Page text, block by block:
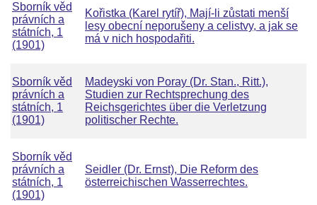
Sborník věd
právních a
státních, 1
(1901)
Kořistka (Karel rytíř), Mají-li zůstati menší
lesy obecní neporušeny a celistvy, a jak se
má v nich hospodařiti.
Sborník věd
právních a
státních, 1
(1901)
Madeyski von Poray (Dr. Stan., Ritt.),
Studien zur Rechtsprechung des
Reichsgerichtes über die Verletzung
politischer Rechte.
Sborník věd
právních a
státních, 1
(1901)
Seidler (Dr. Ernst), Die Reform des
österreichischen Wasserrechtes.